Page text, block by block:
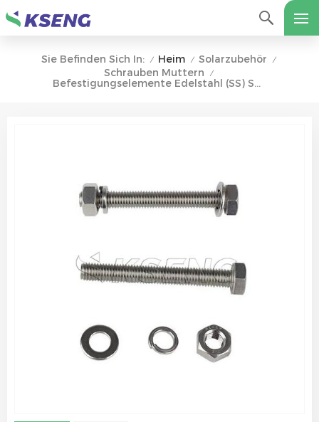
Sie Befinden Sich In: / Heim / Solarzubehör /
Schrauben Muttern /
Befestigungselemente Edelstahl (SS) Sechskantschraube A2-70 304